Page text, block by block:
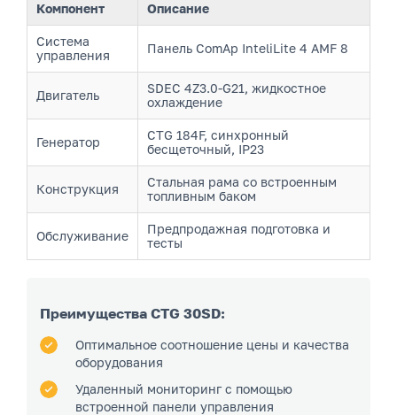
Компонент Описание
Система
управления
Панель ComAp InteliLite 4 AMF 8
Двигатель
SDEC 4Z3.0-G21, жидкостное
охлаждение
Генератор
CTG 184F, синхронный
бесщеточный, IP23
Конструкция
Стальная рама со встроенным
топливным баком
Обслуживание
Предпродажная подготовка и
тесты
Преимущества CTG 30SD:
Оптимальное соотношение цены и качества
оборудования
Удаленный мониторинг с помощью
встроенной панели управления